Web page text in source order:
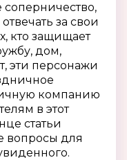
соперничество,
за свои
кто защищает
дом,
эти персонажи
компанию
в этот
статьи
вопросы для